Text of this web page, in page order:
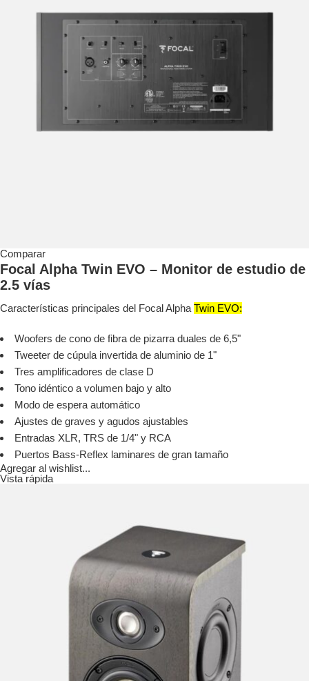
Comparar
Focal Alpha Twin EVO – Monitor de estudio de
2.5 vías
Características principales del Focal Alpha Twin EVO:
Woofers de cono de fibra de pizarra duales de 6,5"
Tweeter de cúpula invertida de aluminio de 1"
Tres amplificadores de clase D
Tono idéntico a volumen bajo y alto
Modo de espera automático
Ajustes de graves y agudos ajustables
Entradas XLR, TRS de 1/4" y RCA
Puertos Bass-Reflex laminares de gran tamaño
Agregar al wishlist...
Vista rápida